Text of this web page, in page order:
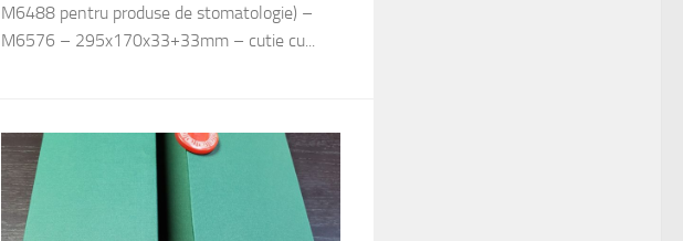
M6488 pentru produse de stomatologie) –
M6576 – 295x170x33+33mm – cutie cu...